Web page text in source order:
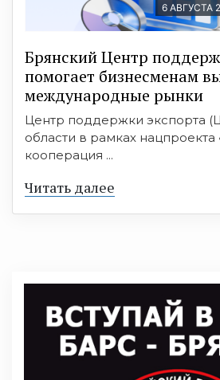
6 АВГУСТА
Брянский Центр
помогает бизнесменам
международные рынки
Центр поддержки экспорта
области в рамках
кооперация ...
Читать далее